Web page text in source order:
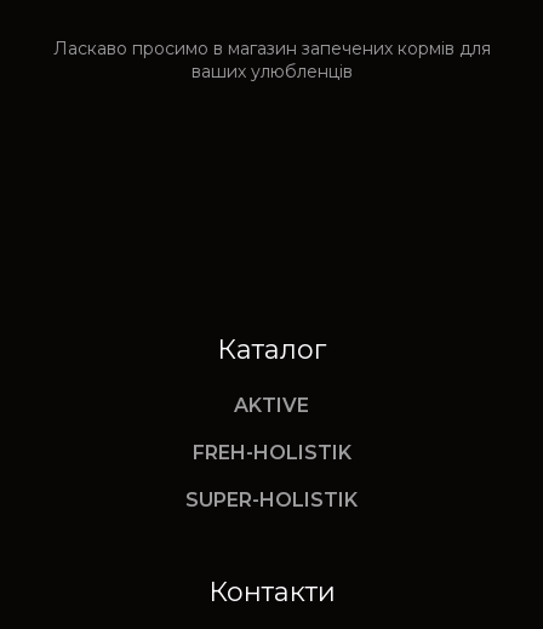
Ласкаво просимо в магазин запечених кормів для
ваших улюбленців
Каталог
AKTIVE
FREH-HOLISTIK
SUPER-HOLISTIK
Контакти